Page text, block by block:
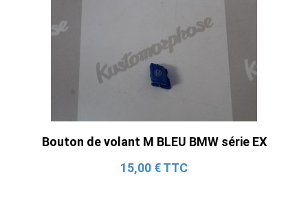
Bouton de volant M BLEU BMW série EX
15,00 € TTC